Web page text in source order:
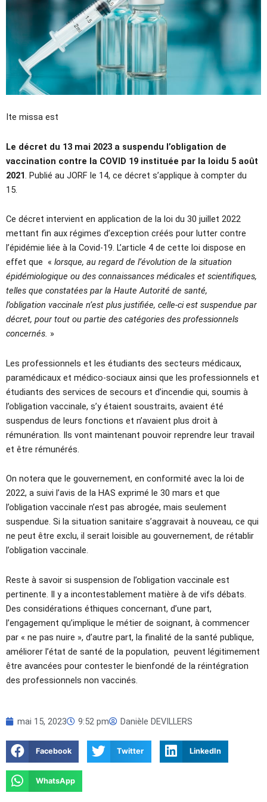
Ite missa est
Le décret du 13 mai 2023 a suspendu l’obligation de
vaccination contre la COVID 19 instituée par la loidu 5 août
2021 . Publié au JORF le 14, ce décret s’applique à compter du
15.
Ce décret intervient en application de la loi du 30 juillet 2022
mettant fin aux régimes d’exception créés pour lutter contre
l’épidémie liée à la Covid-19. L’article 4 de cette loi dispose en
effet que « lorsque, au regard de l’évolution de la situation
épidémiologique ou des connaissances médicales et scientifiques,
telles que constatées par la Haute Autorité de santé,
l’obligation vaccinale n’est plus justifiée, celle-ci est suspendue par
décret, pour tout ou partie des catégories des professionnels
concernés. »
Les professionnels et les étudiants des secteurs médicaux,
paramédicaux et médico-sociaux ainsi que les professionnels et
étudiants des services de secours et d’incendie qui, soumis à
l’obligation vaccinale, s’y étaient soustraits, avaient été
suspendus de leurs fonctions et n’avaient plus droit à
rémunération. Ils vont maintenant pouvoir reprendre leur travail
et être rémunérés.
On notera que le gouvernement, en conformité avec la loi de
2022, a suivi l’avis de la HAS exprimé le 30 mars et que
l’obligation vaccinale n’est pas abrogée, mais seulement
suspendue. Si la situation sanitaire s’aggravait à nouveau, ce qui
ne peut être exclu, il serait loisible au gouvernement, de rétablir
l’obligation vaccinale.
Reste à savoir si suspension de l’obligation vaccinale est
pertinente. Il y a incontestablement matière à de vifs débats.
Des considérations éthiques concernant, d’une part,
l’engagement qu’implique le métier de soignant, à commencer
par « ne pas nuire », d’autre part, la finalité de la santé publique,
améliorer l’état de santé de la population, peuvent légitimement
être avancées pour contester le bienfondé de la réintégration
des professionnels non vaccinés.
mai 15, 2023 9:52 pm Danièle DEVILLERS
Facebook Twitter LinkedIn
WhatsApp